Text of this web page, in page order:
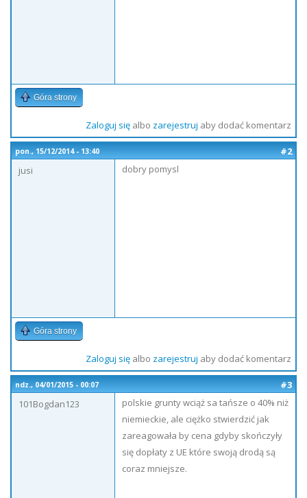
Góra strony
Zaloguj sięalbo zarejestruj aby dodać komentarz
pon., 15/12/2014 - 13:40
#2
jusi
dobry pomysl
Góra strony
Zaloguj sięalbo zarejestruj aby dodać komentarz
ndz., 04/01/2015 - 00:07
#3
101Bogdan123
polskie grunty wciąż sa tańsze o 40% niż
niemieckie, ale ciężko stwierdzić jak
zareagowała by cena gdyby skończyły
się dopłaty z UE które swoją drodą są
coraz mniejsze.